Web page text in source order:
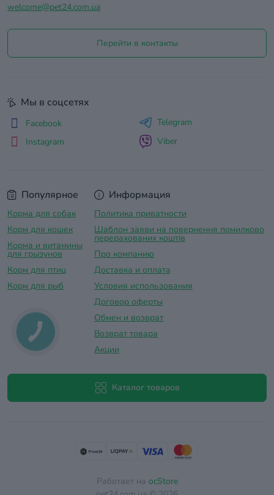
welcome@pet24.com.ua
Перейти в контакты
Популярное
Корма для собак
Корм для кошек
Корма и витамины
для грызунов
Корм для птиц
Корм для рыб
Информация
Политика приватности
Шаблон заяви на повернення помилково
перерахованих коштів
Про компанию
Доставка и оплатa
Условия использования
Договор оферты
Обмен и возврат
Возврат товара
Акции
Каталог товаров
Мы в соцсетях
Facebook
Instagram
Telegram
Viber
Работает на ocStore